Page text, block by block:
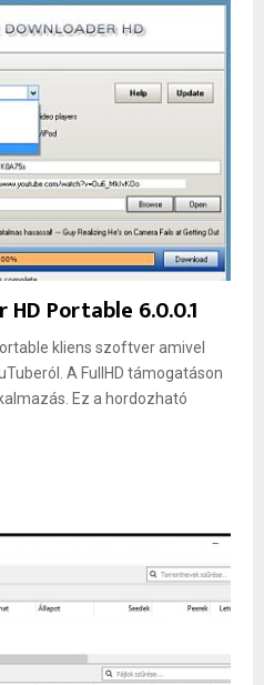
Portable 6.0.0.1
kliens szoftver amivel
A FullHD támogatáson
Ez a hordozható